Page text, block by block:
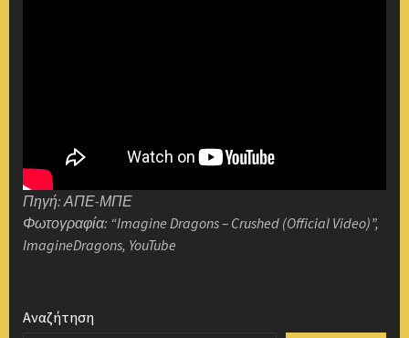
Πηγή: ΑΠΕ-ΜΠΕ
Φωτογραφία: “Imagine Dragons – Crushed (Official Video)”,
ImagineDragons, YouTube
Αναζήτηση